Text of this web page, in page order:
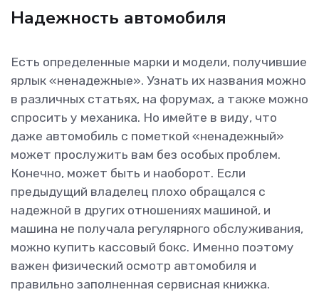
Надежность автомобиля
Есть определенные марки и модели, получившие
ярлык «ненадежные». Узнать их названия можно
в различных статьях, на форумах, а также можно
спросить у механика. Но имейте в виду, что
даже автомобиль с пометкой «ненадежный»
может прослужить вам без особых проблем.
Конечно, может быть и наоборот. Если
предыдущий владелец плохо обращался с
надежной в других отношениях машиной, и
машина не получала регулярного обслуживания,
можно купить кассовый бокс. Именно поэтому
важен физический осмотр автомобиля и
правильно заполненная сервисная книжка.